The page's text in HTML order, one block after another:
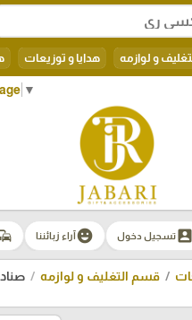
▼
و لوازمه هدايا و توزيعات
account_boxتسجيل دخول emoji_emotionsآراء زبائننا
قسم التغليف و لوازمه